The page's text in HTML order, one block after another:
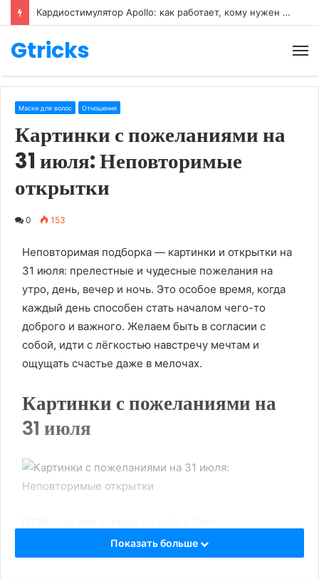
Кардиостимулятор Apollo: как работает, кому нужен и как его настраивают
Gtricks
Маски для волос Отношения
Картинки с пожеланиями на
31 июля: Неповторимые
открытки
0 153
Неповторимая подборка — картинки и открытки на
31 июля: прелестные и чудесные пожелания на
утро, день, вечер и ночь. Это особое время, когда
каждый день способен стать началом чего-то
доброго и важного. Желаем быть в согласии с
собой, идти с лёгкостью навстречу мечтам и
ощущать счастье даже в мелочах.
Картинки с пожеланиями на
31 июля
BB-код для вставки на форум:
Показать больше